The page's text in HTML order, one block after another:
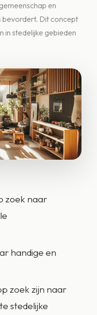
en
bevordert. Dit concept
in stedelijke gebieden
zoek naar
handige en
zoek zijn naar
stedelijke